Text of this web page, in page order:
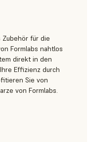
Zubehör für die
Formlabs nahtlos
direkt in den
Effizienz durch
Sie von
von Formlabs.